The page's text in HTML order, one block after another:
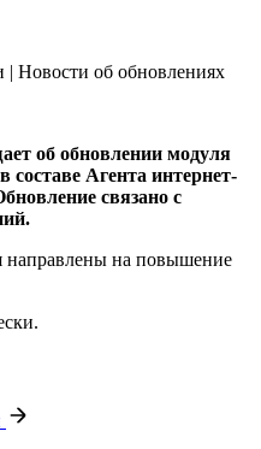
| Новости об обновлениях
об обновлении модуля
составе Агента интернет-
связано с
направлены на повышение